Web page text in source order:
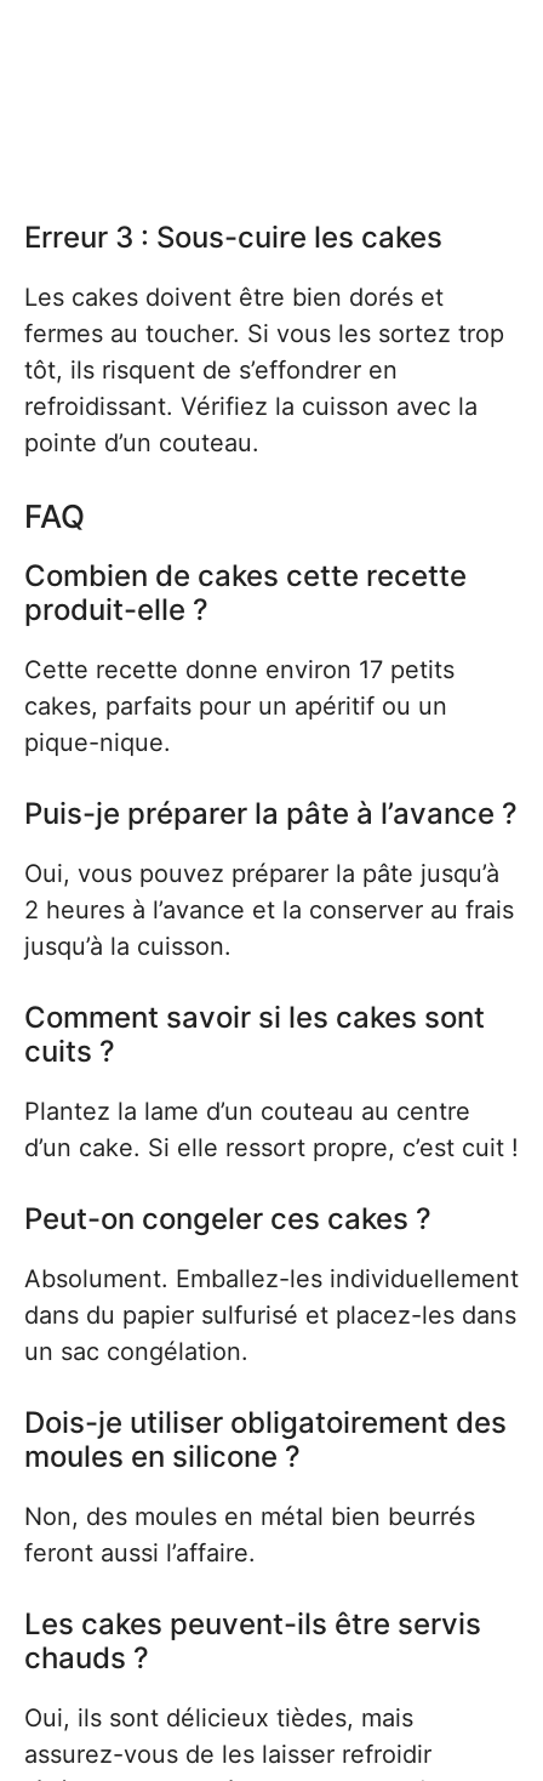
Erreur 3 : Sous-cuire les cakes
Les cakes doivent être bien dorés et
fermes au toucher. Si vous les sortez trop
tôt, ils risquent de s’effondrer en
refroidissant. Vérifiez la cuisson avec la
pointe d’un couteau.
FAQ
Combien de cakes cette recette
produit-elle ?
Cette recette donne environ 17 petits
cakes, parfaits pour un apéritif ou un
pique-nique.
Puis-je préparer la pâte à l’avance ?
Oui, vous pouvez préparer la pâte jusqu’à
2 heures à l’avance et la conserver au frais
jusqu’à la cuisson.
Comment savoir si les cakes sont
cuits ?
Plantez la lame d’un couteau au centre
d’un cake. Si elle ressort propre, c’est cuit !
Peut-on congeler ces cakes ?
Absolument. Emballez-les individuellement
dans du papier sulfurisé et placez-les dans
un sac congélation.
Dois-je utiliser obligatoirement des
moules en silicone ?
Non, des moules en métal bien beurrés
feront aussi l’affaire.
Les cakes peuvent-ils être servis
chauds ?
Oui, ils sont délicieux tièdes, mais
assurez-vous de les laisser refroidir